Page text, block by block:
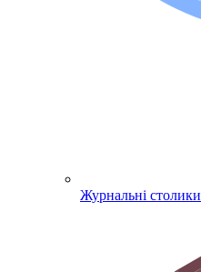
Журнальні столики